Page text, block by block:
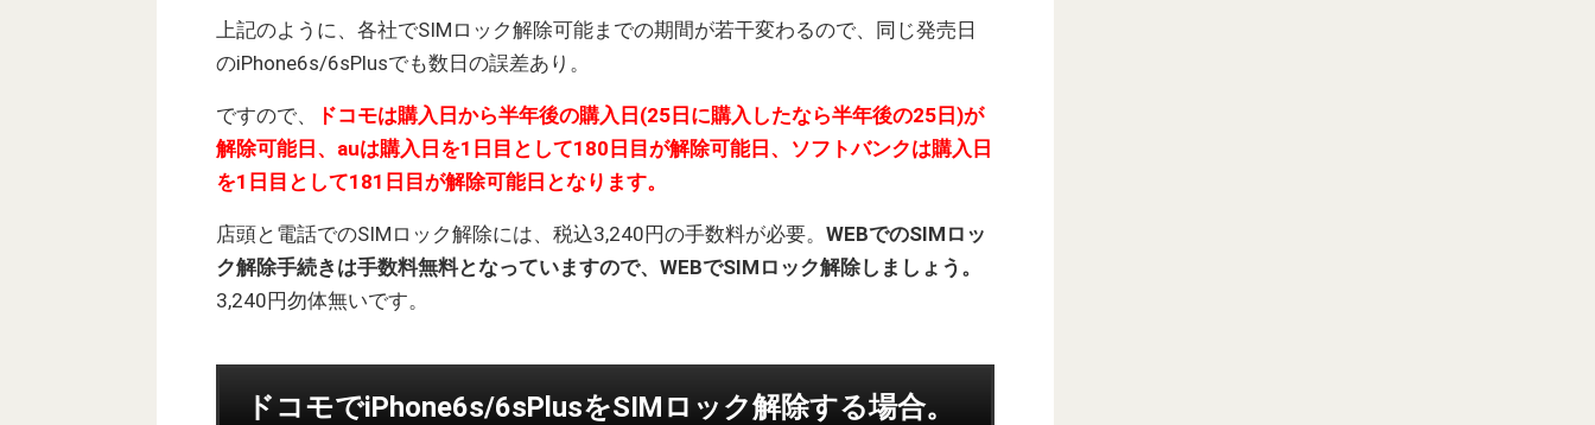
上記のように、各社でSIMロック解除可能までの期間が若干変わるので、同じ発売日
のiPhone6s/6sPlusでも数日の誤差あり。
ですので、
ドコモは購入日から半年後の購入日(25日に購入したなら半年後の25日)が
解除可能日、auは購入日を1日目として180日目が解除可能日、ソフトバンクは購入日
を1日目として181日目が解除可能日となります。
店頭と電話でのSIMロック解除には、税込3,240円の手数料が必要。 WEBでのSIMロッ
ク解除手続きは手数料無料となっていますので、WEBでSIMロック解除しましょう。
3,240円勿体無いです。
ドコモでiPhone6s/6sPlusをSIMロック解除する場合。